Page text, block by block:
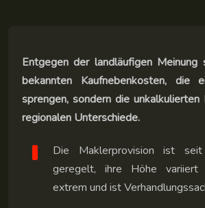
Entgegen der landläufigen
bekannten Kaufnebenkosten, die
sprengen, sondern die
regionalen Unterschiede.
Die Maklerprovision ist
geregelt, ihre Höhe variiert
extrem und ist